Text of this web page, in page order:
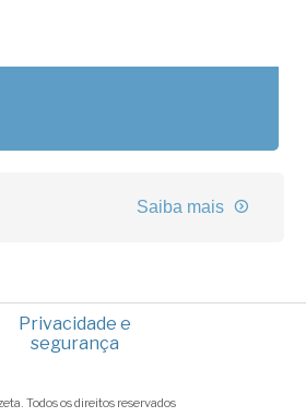
Saiba mais
Privacidade e
segurança
Todos os direitos reservados